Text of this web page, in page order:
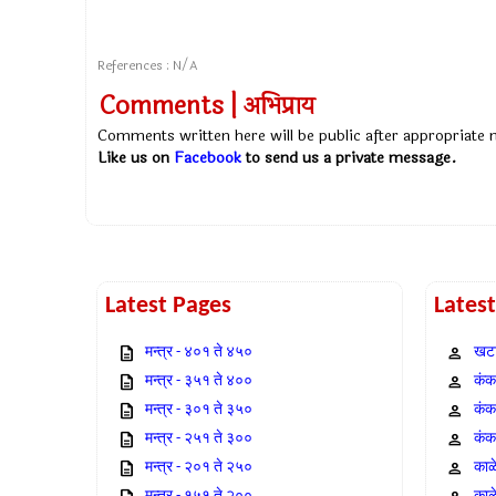
References : N/A
Comments | अभिप्राय
Comments written here will be public after appropriate
Like us on Facebookto send us a private message.
Latest Pages
मन्त्र - ४०१ ते ४५०
मन्त्र - ३५१ ते ४००
मन्त्र - ३०१ ते ३५०
मन्त्र - २५१ ते ३००
मन्त्र - २०१ ते २५०